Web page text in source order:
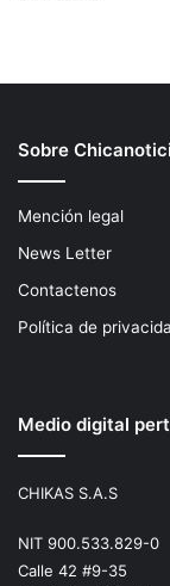
Sobre
Mención legal
News Letter
Contactenos
Política de
Medio digital
CHIKAS S.A.S
NIT 900.533.829-0
Calle 42 #9-35